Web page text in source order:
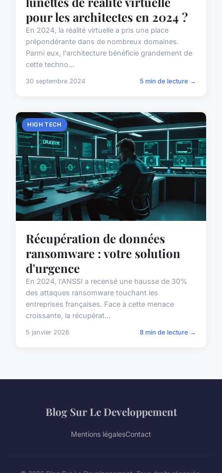
pour les architectes en 2024 ?
En 2024, la réalité virtuelle a pris une place
prépondérante dans de nombreux domaines.
Parmi eux, l'architecture bénéficie grandement de
cette techno...
30 septembre 2024 5 min de lecture →
HIGH TECH
Récupération de données
ransomware : votre solution
d'urgence
En 2024, l'ANSSI a recensé une hausse de 30%
des attaques ransomware touchant les
entreprises françaises. Face à cette menace
croissante, la récupérat...
5 janvier 2026 8 min de lecture →
Blog Sur Le Developpement
Mentions légalesContact